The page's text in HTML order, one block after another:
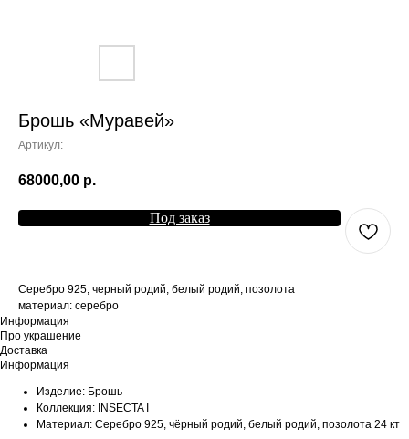
Брошь «Муравей»
Артикул:
68000,00 р.
Под заказ
Серебро 925, черный родий, белый родий, позолота
материал: серебро
Информация
Про украшение
Доставка
Информация
Изделие: Брошь
Коллекция: INSECTA I
Материал: Серебро 925, чёрный родий, белый родий, позолота 24 кт